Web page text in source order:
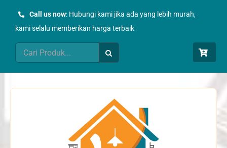
Call us now: Hubungi kami jika ada yang lebih murah,
kami selalu memberikan harga terbaik
Search
for: